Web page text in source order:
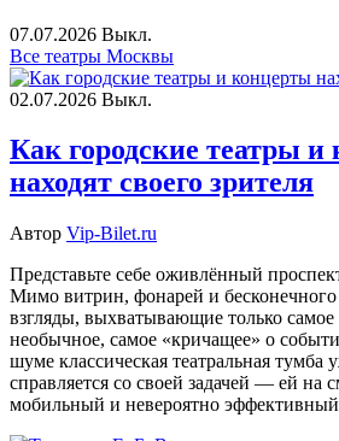
07.07.2026 Выкл.
Все театры Москвы
02.07.2026 Выкл.
Как городские театры и
находят своего зрителя
Автор Vip-Bilet.ru
Представьте себе оживлённый
Мимо витрин, фонарей и бесконечного
взгляды, выхватывающие только самое
необычное, самое «кричащее» о
шуме классическая театральная тумба
справляется со своей задачей — ей на
мобильный и невероятно